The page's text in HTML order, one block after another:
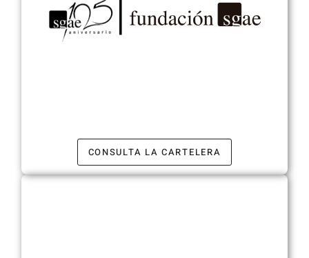
CONSULTA LA CARTELERA